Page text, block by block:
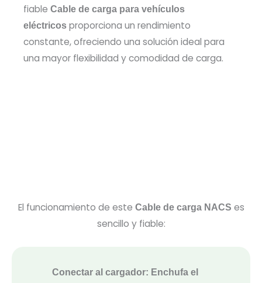
fiable Cable de carga para vehículos
eléctricos proporciona un rendimiento
constante, ofreciendo una solución ideal para
una mayor flexibilidad y comodidad de carga.
El funcionamiento de este Cable de carga NACS es
sencillo y fiable:
Conectar al cargador: Enchufa el